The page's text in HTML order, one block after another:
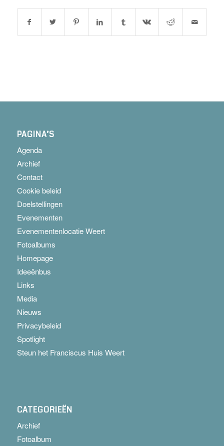
PAGINA’S
Agenda
Archief
Contact
Cookie beleid
Doelstellingen
Evenementen
Evenementenlocatie Weert
Fotoalbums
Homepage
Ideeënbus
Links
Media
Nieuws
Privacybeleid
Spotlight
Steun het Franciscus Huis Weert
CATEGORIEËN
Archief
Fotoalbum